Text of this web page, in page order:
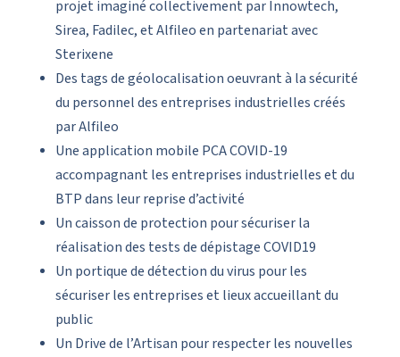
projet imaginé collectivement par Innowtech,
Sirea, Fadilec, et Alfileo en partenariat avec
Sterixene
Des tags de géolocalisation oeuvrant à la sécurité
du personnel des entreprises industrielles créés
par Alfileo
Une application mobile PCA COVID-19
accompagnant les entreprises industrielles et du
BTP dans leur reprise d’activité
Un caisson de protection pour sécuriser la
réalisation des tests de dépistage COVID19
Un portique de détection du virus pour les
sécuriser les entreprises et lieux accueillant du
public
Un Drive de l’Artisan pour respecter les nouvelles